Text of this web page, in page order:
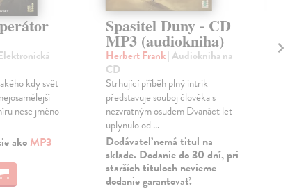
kdy svět
nese jméno
ako MP3
Spasitel Duny - CD
MP3 (audiokniha)
Herbert Frank| Audiokniha na
CD
Strhující příběh plný intrik
představuje souboj člověka s
nezvratným osudem Dvanáct let
uplynulo od ...
Dodávateľ nemá titul na
sklade. Dodanie do 30 dní, pri
starších tituloch nevieme
dodanie garantovať.